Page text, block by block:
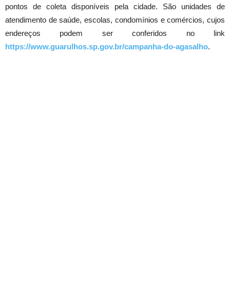
pontos de coleta disponíveis pela cidade. São unidades de
atendimento de saúde, escolas, condomínios e comércios, cujos
endereços podem ser conferidos no link
https://www.guarulhos.sp.gov.br/campanha-do-agasalho.